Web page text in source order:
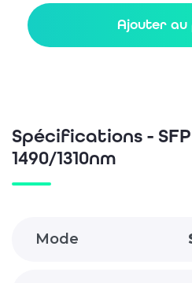
Bidi
20km
Ajouter au
Spécifications - SFP
1490/1310nm
Mode